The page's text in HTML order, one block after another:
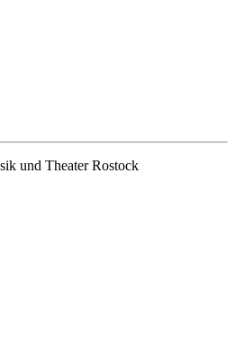
und Theater Rostock